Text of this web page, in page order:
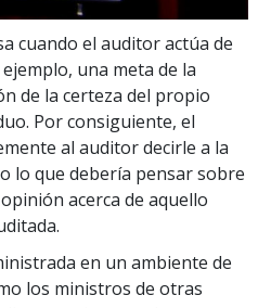
cuando el auditor actúa de
una meta de la
de la certeza del propio
Por consiguiente, el
al auditor decirle a la
lo que debería pensar sobre
acerca de aquello
en un ambiente de
los ministros de otras